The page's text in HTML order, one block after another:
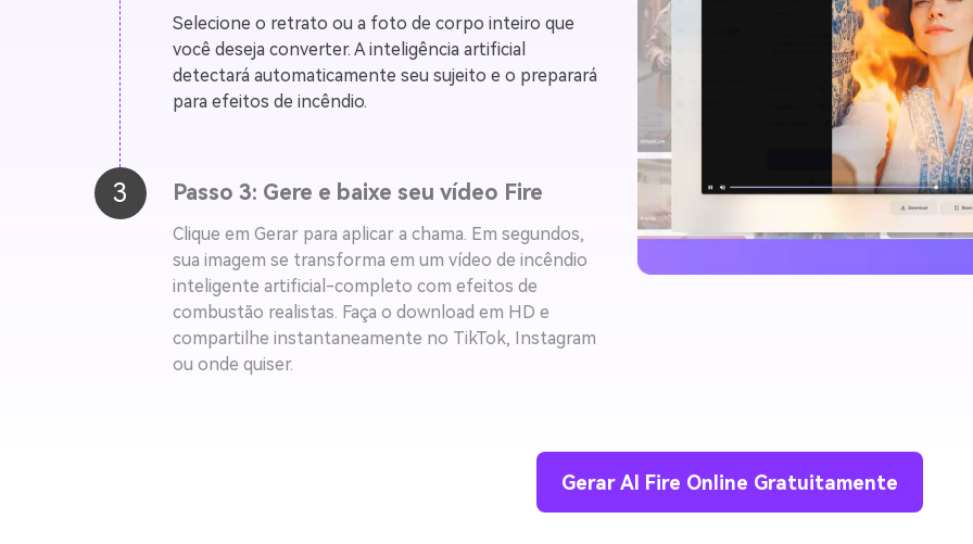
Selecione o retrato ou a foto de corpo inteiro que
você deseja converter. A inteligência artificial
detectará automaticamente seu sujeito e o preparará
para efeitos de incêndio.
3 Passo 3: Gere e baixe seu vídeo Fire
Clique em Gerar para aplicar a chama. Em segundos,
sua imagem se transforma em um vídeo de incêndio
inteligente artificial-completo com efeitos de
combustão realistas. Faça o download em HD e
compartilhe instantaneamente no TikTok, Instagram
ou onde quiser.
Gerar AI Fire Online Gratuitamente